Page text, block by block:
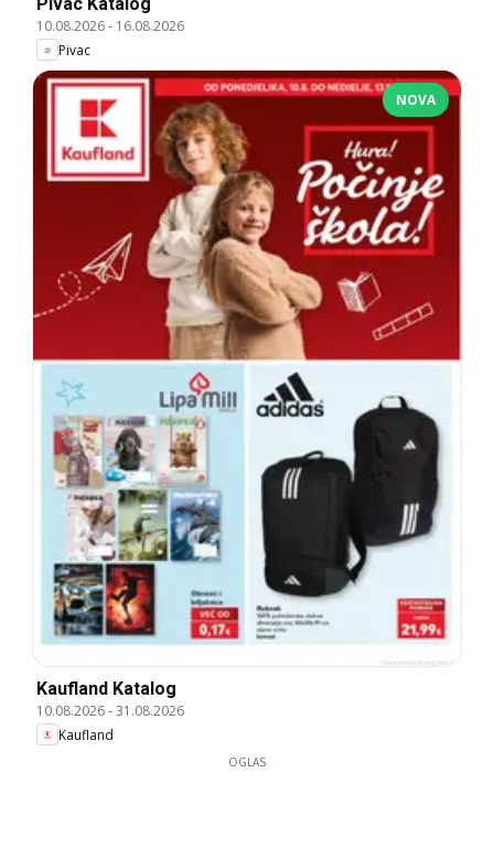
10.08.2026- 16.08.2026
Pivac
NOVA
Kaufland Katalog
10.08.2026-31.08.2026
Kaufland
OGLAS